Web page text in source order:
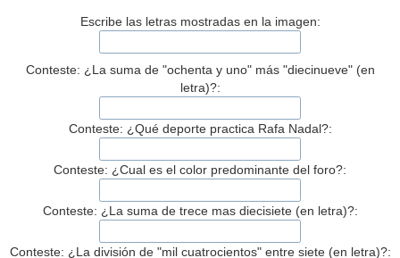
Escribe las letras mostradas en la imagen:
Conteste: ¿La suma de "ochenta y uno" más "diecinueve" (en
letra)?:
Conteste: ¿Qué deporte practica Rafa Nadal?:
Conteste: ¿Cual es el color predominante del foro?:
Conteste: ¿La suma de trece mas diecisiete (en letra)?:
Conteste: ¿La división de "mil cuatrocientos" entre siete (en letra)?: